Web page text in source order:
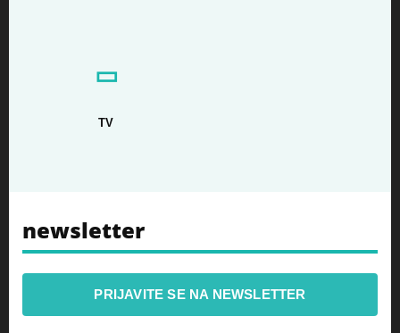
▭
TV
newsletter
PRIJAVITE SE NA NEWSLETTER